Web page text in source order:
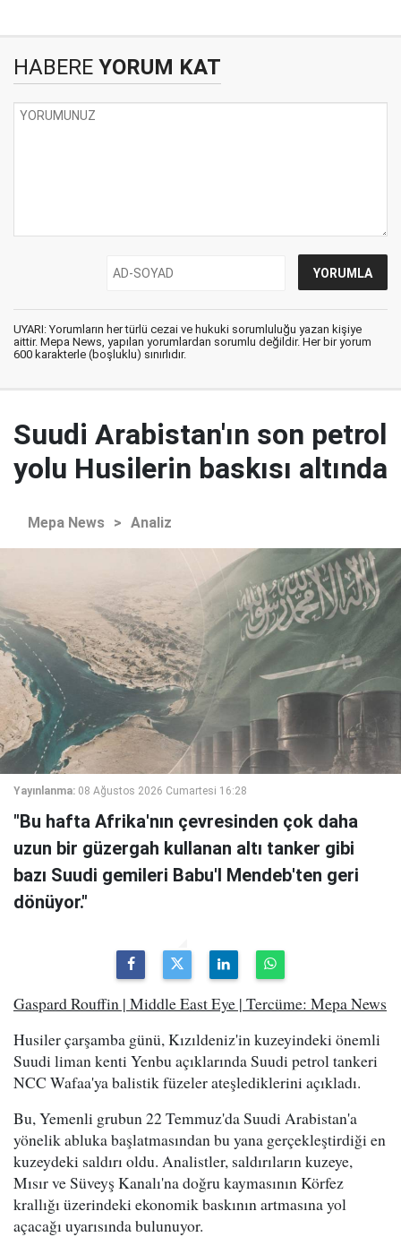
HABERE YORUM KAT
UYARI: Yorumların her türlü cezai ve hukuki sorumluluğu yazan kişiye
aittir. Mepa News, yapılan yorumlardan sorumlu değildir. Her bir yorum
600 karakterle (boşluklu) sınırlıdır.
Suudi Arabistan'ın son petrol
yolu Husilerin baskısı altında
Mepa News > Analiz
Yayınlanma: 08 Ağustos 2026 Cumartesi 16:28
"Bu hafta Afrika'nın çevresinden çok daha
uzun bir güzergah kullanan altı tanker gibi
bazı Suudi gemileri Babu'l Mendeb'ten geri
dönüyor."
Gaspard Rouffin | Middle East Eye | Tercüme: Mepa News
Husiler çarşamba günü, Kızıldeniz'in kuzeyindeki önemli
Suudi liman kenti Yenbu açıklarında Suudi petrol tankeri
NCC Wafaa'ya balistik füzeler ateşlediklerini açıkladı.
Bu, Yemenli grubun 22 Temmuz'da Suudi Arabistan'a
yönelik abluka başlatmasından bu yana gerçekleştirdiği en
kuzeydeki saldırı oldu. Analistler, saldırıların kuzeye,
Mısır ve Süveyş Kanalı'na doğru kaymasının Körfez
krallığı üzerindeki ekonomik baskının artmasına yol
açacağı uyarısında bulunuyor.